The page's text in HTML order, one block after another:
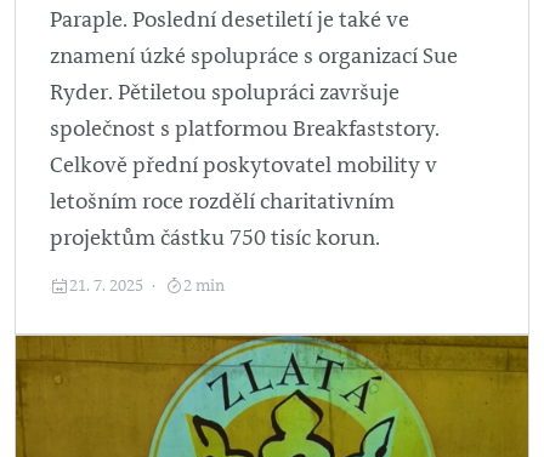
Paraple. Poslední desetiletí je také ve
znamení úzké spolupráce s organizací Sue
Ryder. Pětiletou spolupráci završuje
společnost s platformou Breakfaststory.
Celkově přední poskytovatel mobility v
letošním roce rozdělí charitativním
projektům částku 750 tisíc korun.
21. 7. 2025 2 min